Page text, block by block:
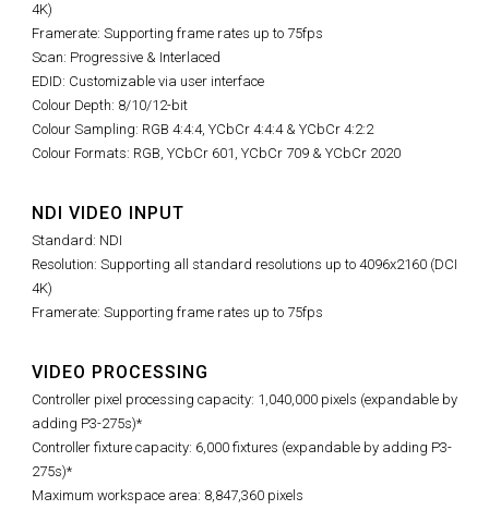
4K)
Framerate: Supporting frame rates up to 75fps
Scan: Progressive & Interlaced
EDID: Customizable via user interface
Colour Depth: 8/10/12-bit
Colour Sampling: RGB 4:4:4, YCbCr 4:4:4 & YCbCr 4:2:2
Colour Formats: RGB, YCbCr 601, YCbCr 709 & YCbCr 2020
NDI VIDEO INPUT
Standard: NDI
Resolution: Supporting all standard resolutions up to 4096x2160 (DCI
4K)
Framerate: Supporting frame rates up to 75fps
VIDEO PROCESSING
Controller pixel processing capacity: 1,040,000 pixels (expandable by
adding P3-275s)*
Controller fixture capacity: 6,000 fixtures (expandable by adding P3-
275s)*
Maximum workspace area: 8,847,360 pixels